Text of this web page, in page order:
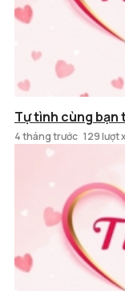
Tự tình cùng bạn
4 tháng trước 129 lượt